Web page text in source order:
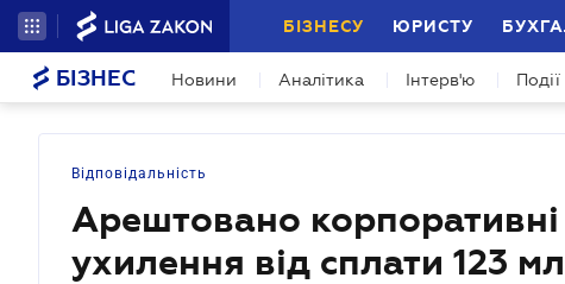
БІЗНЕСУ ЮРИСТУ
БІЗНЕС Новини Аналітика Інтерв'ю Події
Відповідальність
Арештовано корпоративні
ухилення від сплати 123